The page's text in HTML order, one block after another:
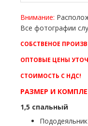
Внимание:
Все фотографии
СОБСТВЕНОЕ
ОПТОВЫЕ ЦЕНЫ
СТОИМОСТЬ С НДС!
РАЗМЕР И
1,5